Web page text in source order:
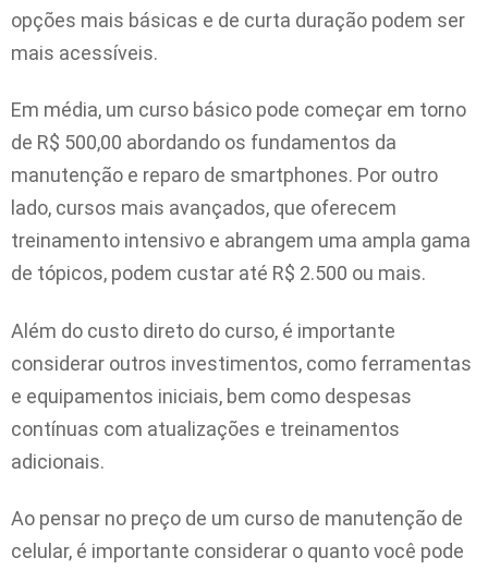
opções mais básicas e de curta duração podem ser
mais acessíveis.
Em média, um curso básico pode começar em torno
de R$ 500,00 abordando os fundamentos da
manutenção e reparo de smartphones. Por outro
lado, cursos mais avançados, que oferecem
treinamento intensivo e abrangem uma ampla gama
de tópicos, podem custar até R$ 2.500 ou mais.
Além do custo direto do curso, é importante
considerar outros investimentos, como ferramentas
e equipamentos iniciais, bem como despesas
contínuas com atualizações e treinamentos
adicionais.
Ao pensar no preço de um curso de manutenção de
celular, é importante considerar o quanto você pode